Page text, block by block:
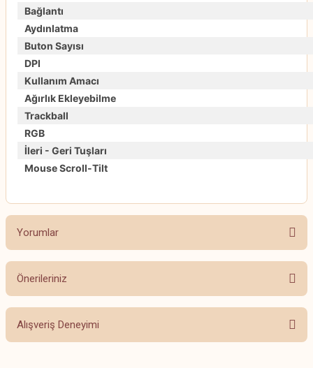
Bağlantı
Aydınlatma
Buton Sayısı
DPI
Kullanım Amacı
Ağırlık Ekleyebilme
Trackball
RGB
İleri - Geri Tuşları
Mouse Scroll-Tilt
Yorumlar
Bu ürüne ilk yorumu siz yapın!
Önerileriniz
Bu ürünün fiyat bilgisi, resim, ürün açıklamalarında ve diğer konularda
yetersiz gördüğünüz noktaları öneri formunu kullanarak tarafımıza
iletebilirsiniz.
Alışveriş Deneyimi